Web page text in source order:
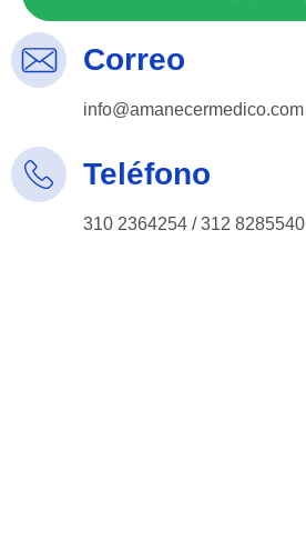
Correo
info@amanecermedico.com
Teléfono
310 2364254 / 312 8285540